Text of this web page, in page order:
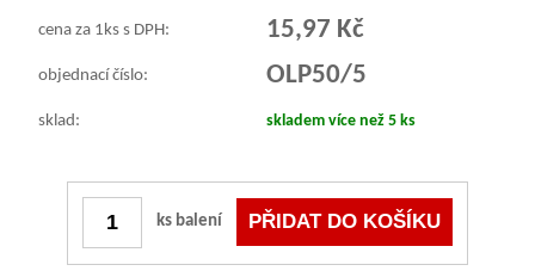
cena za 1ks s DPH: 15,97 Kč
objednací číslo: OLP50/5
sklad: skladem více než 5 ks
ks balení